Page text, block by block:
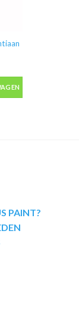
blauw 400ml Motip
PAINT?